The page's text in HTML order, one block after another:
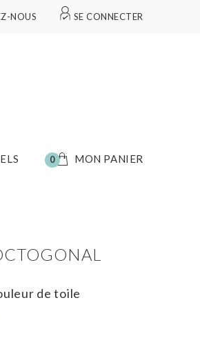
NOUS SE CONNECTER
0 MON PANIER
de toile